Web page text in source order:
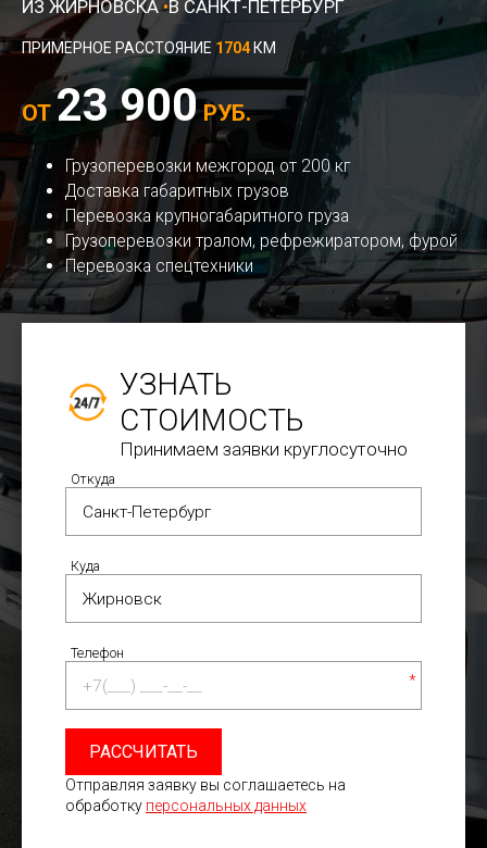
ИЗ ЖИРНОВСКА•В САНКТ-ПЕТЕРБУРГ
ПРИМЕРНОЕ РАССТОЯНИЕ 1704 КМ
ОТ 23 900РУБ.
Грузоперевозки межгород от 200 кг
Доставка габаритных грузов
Перевозка крупногабаритного груза
Грузоперевозки тралом, рефрежиратором, фурой
Перевозка спецтехники
УЗНАТЬ
СТОИМОСТЬ
Принимаем заявки круглосуточно
Откуда
Куда
Телефон
*
РАССЧИТАТЬ
Отправляя заявку вы соглашаетесь на
обработку персональных данных